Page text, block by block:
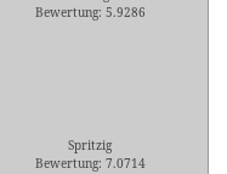
Bewertung: 5.9286
Spritzig
Bewertung: 7.0714